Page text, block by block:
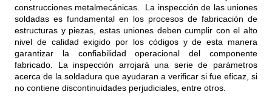
construcciones metalmecánicas. La inspección de las uniones
soldadas es fundamental en los procesos de fabricación de
estructuras y piezas, estas uniones deben cumplir con el alto
nivel de calidad exigido por los códigos y de esta manera
garantizar la confiabilidad operacional del componente
fabricado. La inspección arrojará una serie de parámetros
acerca de la soldadura que ayudaran a verificar si fue eficaz, si
no contiene discontinuidades perjudiciales, entre otros.